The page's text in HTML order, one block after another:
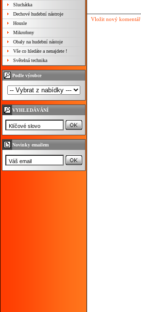
Sluchátka
Dechové hudební nástroje
Housle
Mikrofony
Obaly na hudební nástoje
Vše co hledáte a nenajdete !
Světelná technika
Podle výrobce
VYHLEDÁVÁNÍ
Novinky emailem
Vložit nový komentář